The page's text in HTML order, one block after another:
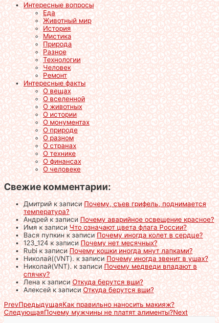
Интересные вопросы
Еда
Животный мир
История
Мистика
Природа
Разное
Технологии
Человек
Ремонт
Интересные факты
О вещах
О вселенной
О животных
О истории
О монументах
О природе
О разном
О странах
О технике
О финансах
О человеке
Свежие комментарии:
Дмитрийк записиПочему, съев грифель, поднимается
температура?
Андрей к записи Почему аварийное освещение красное?
Имяк записиЧто означают цвета флага России?
Вася пупкинк записиПочему иногда колет в сердце?
123_124к записиПочему нет месячных?
Rubiк записиПочему кошки иногда мнут лапками?
Николай((VNT).к записиПочему иногда звенит в ушах?
Николай(VNT).к записиПочему медведи впадают в
спячку?
Ленак записи Откуда берутся вши?
Алексейк записиОткуда берутся вши?
PrevПредыдущаяКак правильно наносить макияж?
СледующаяПочему мужчины не платят алименты?Next